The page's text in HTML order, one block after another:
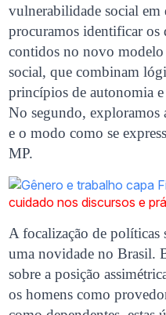
vulnerabilidade social
procuramos identificar os
contidos no novo modelo
social, que combinam
princípios de autonomia
No segundo, exploramos
e o modo como se
MP.
cuidado nos discursos e
A focalização de políticas
uma novidade no Brasil.
sobre a posição
os homens como